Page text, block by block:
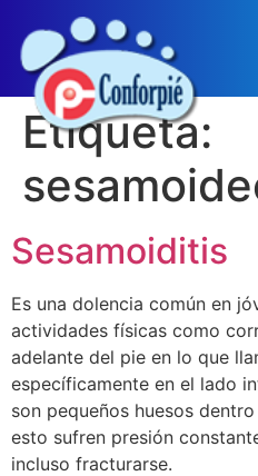
Etiqueta:
Sesamoiditis
Es una dolencia común en
actividades físicas como
adelante del pie en lo que
específicamente en el lado
son pequeños huesos
esto sufren presión
incluso fracturarse.